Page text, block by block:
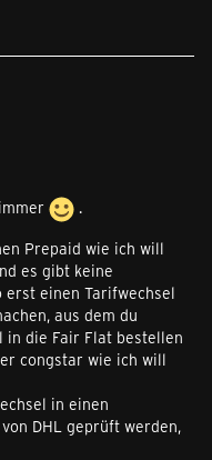
.
Prepaid wie ich will
es gibt keine
erst einen Tarifwechsel
aus dem du
in die Fair Flat bestellen
congstar wie ich will
in einen
DHL geprüft werden,